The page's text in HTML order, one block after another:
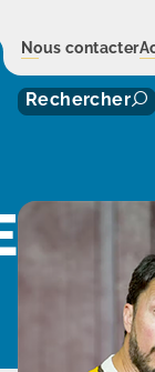
Nous contacter
Rechercher